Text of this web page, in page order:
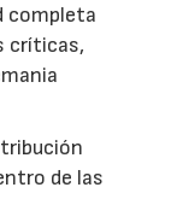
completa
críticas,
de las